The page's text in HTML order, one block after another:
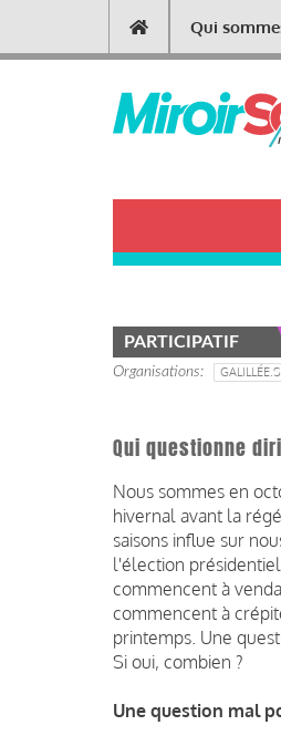
contenu
Main
navigation
Qui
PARTICIPATIF
Organisations
Qui questionne
Nous sommes en
hivernal avant la
saisons influe sur
l'élection
commencent à
commencent à
printemps. Une
Si oui, combien ?
Une question mal